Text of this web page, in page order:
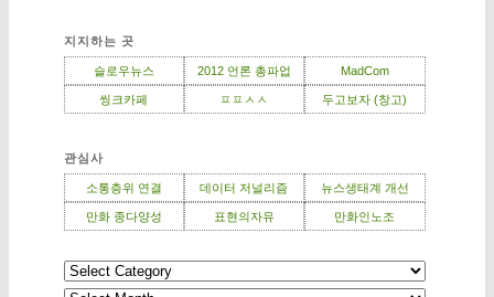
지지하는 곳
슬로우뉴스 2012 언론 총파업 MadCom
씽크카페 ㅍㅍㅅㅅ 두고보자 (창고)
관심사
소통층위 연결 데이터 저널리즘 뉴스생태계 개선
만화 종다양성 표현의자유 만화인노조